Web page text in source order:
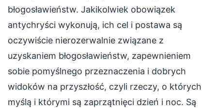
błogosławieństw. Jakikolwiek obowiązek
antychryści wykonują, ich cel i postawa są
oczywiście nierozerwalnie związane z
uzyskaniem błogosławieństw, zapewnieniem
sobie pomyślnego przeznaczenia i dobrych
widoków na przyszłość, czyli rzeczy, o których
myślą i którymi są zaprzątnięci dzień i noc. Są